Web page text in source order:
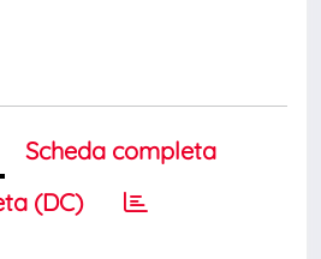
Scheda completa
(DC)